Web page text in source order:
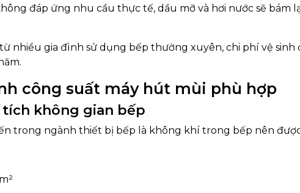
đáp ứng nhu cầu thực tế, dầu mỡ và hơi nước sẽ bám
nhiều gia đình sử dụng bếp thường xuyên, chi phí vệ
công suất máy hút mùi phù hợp
tích không gian bếp
trong ngành thiết bị bếp là không khí trong bếp nên được